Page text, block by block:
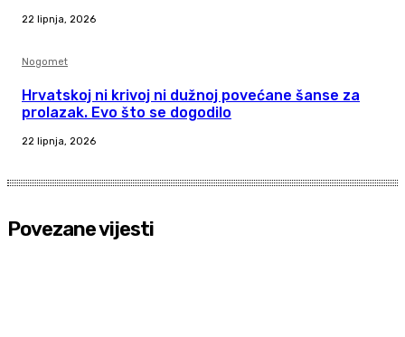
22 lipnja, 2026
Nogomet
Hrvatskoj ni krivoj ni dužnoj povećane šanse za
prolazak. Evo što se dogodilo
22 lipnja, 2026
Povezane vijesti